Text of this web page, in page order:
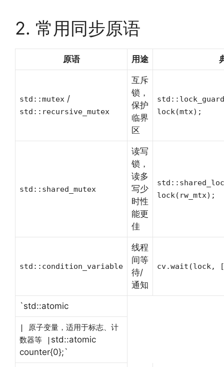
2. 常用同步原语
原语 用途
std::mutex /
std::recursive_mutex
互斥
锁，
保护
临界
区
lock(mtx);
std::shared_mutex
读写
锁，
读多
写少
时性
能更
佳
lock(rw_mtx);
std::condition_variable
线程
间等
待/
通知
cv.wait(lock,
`std::atomic
| 原子变量，适用于标志、计
数器等 | std::atomic
counter{0};`